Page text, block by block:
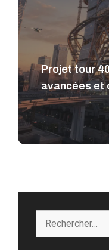
Projet tour
avancées et